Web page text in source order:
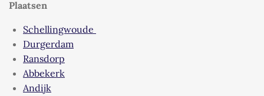
a
s
A
p
p
Plaatsen
Schellingwoude
Durgerdam
Ransdorp
Abbekerk
Andijk